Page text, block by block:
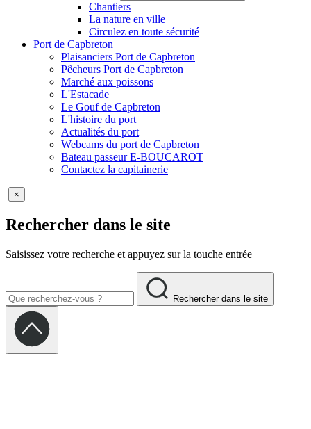
Chantiers
La nature en ville
Circulez en toute sécurité
Port de Capbreton
Plaisanciers Port de Capbreton
Pêcheurs Port de Capbreton
Marché aux poissons
L'Estacade
Le Gouf de Capbreton
L'histoire du port
Actualités du port
Webcams du port de Capbreton
Bateau passeur E-BOUCAROT
Contactez la capitainerie
×
Rechercher dans le site
Saisissez votre recherche et appuyez sur la touche entrée
Rechercher dans le site